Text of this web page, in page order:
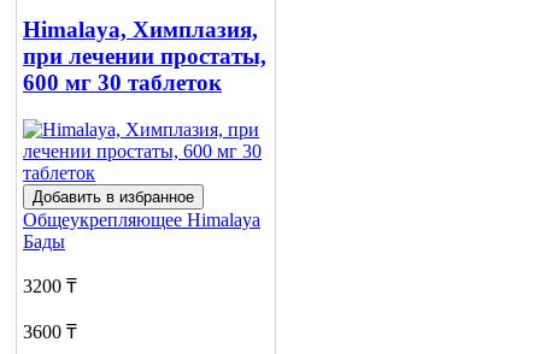
Himalaya, Химплазия,
при лечении простаты,
600 мг 30 таблеток
Добавить в избранное
Общеукрепляющее Himalaya
Бады
3200 ₸
3600 ₸